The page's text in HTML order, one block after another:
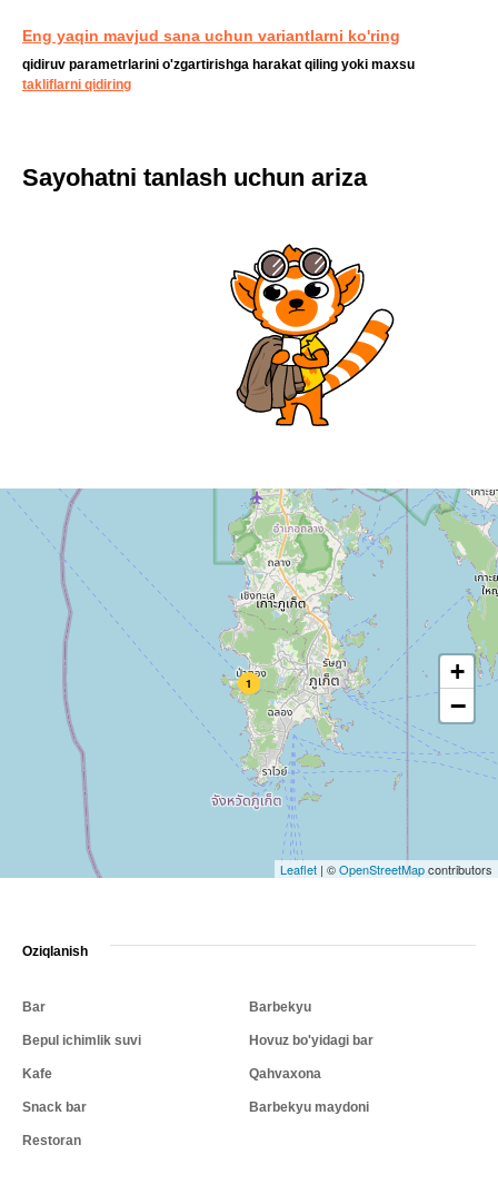
Eng yaqin mavjud sana uchun variantlarni ko'ring
qidiruv parametrlarini o'zgartirishga harakat qiling yoki maxsu
takliflarni qidiring
Sayohatni tanlash uchun ariza
1 +
−
Leaflet | ©OpenStreetMapcontributors
Oziqlanish
Bar
Bepul ichimlik suvi
Kafe
Snack bar
Restoran
Barbekyu
Hovuz bo'yidagi bar
Qahvaxona
Barbekyu maydoni